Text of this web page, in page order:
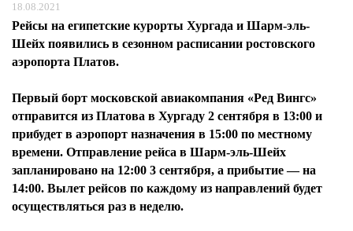
18.08.2021
Рейсы на египетские курорты Хургада и Шарм-эль-
Шейх появились в сезонном расписании ростовского
аэропорта Платов.
Первый борт московской авиакомпания «Ред Вингс»
отправится из Платова в Хургаду 2 сентября в 13:00 и
прибудет в аэропорт назначения в 15:00 по местному
времени. Отправление рейса в Шарм-эль-Шейх
запланировано на 12:00 3 сентября, а прибытие — на
14:00. Вылет рейсов по каждому из направлений будет
осуществляться раз в неделю.